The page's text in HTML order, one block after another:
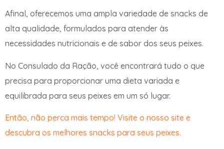
Afinal, oferecemos uma ampla variedade de snacks de
alta qualidade, formulados para atender às
necessidades nutricionais e de sabor dos seus peixes.
No Consulado da Ração, você encontrará tudo o que
precisa para proporcionar uma dieta variada e
equilibrada para seus peixes em um só lugar.
Então, não perca mais tempo! Visite o nosso site e
descubra os melhores snacks para seus peixes.